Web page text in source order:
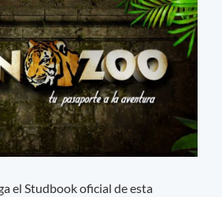
el Studbook oficial de esta